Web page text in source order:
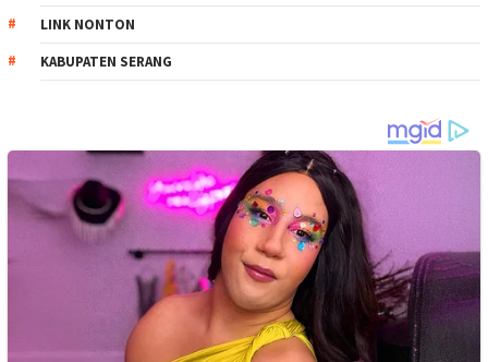
LINK NONTON
KABUPATEN SERANG